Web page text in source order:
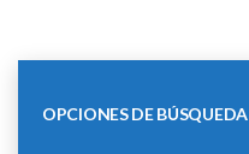
OPCIONES DE BÚSQUEDA